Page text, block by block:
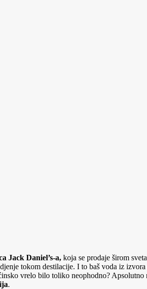
Jack Daniel’s-a, koja se prodaje širom
tokom destilacije. I to baš voda iz
vrelo bilo toliko neophodno? Apsolutno
.